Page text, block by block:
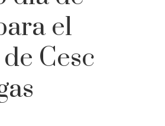
el
Cesc